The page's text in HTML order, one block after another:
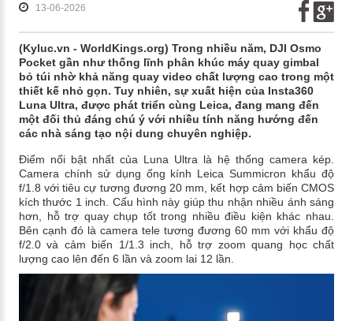
13-06-2026
(Kyluc.vn - WorldKings.org) Trong nhiều năm, DJI Osmo
Pocket gần như thống lĩnh phân khúc máy quay gimbal
bỏ túi nhờ khả năng quay video chất lượng cao trong một
thiết kế nhỏ gọn. Tuy nhiên, sự xuất hiện của Insta360
Luna Ultra, được phát triển cùng Leica, đang mang đến
một đối thủ đáng chú ý với nhiều tính năng hướng đến
các nhà sáng tạo nội dung chuyên nghiệp.
Điểm nổi bật nhất của Luna Ultra là hệ thống camera kép.
Camera chính sử dụng ống kính Leica Summicron khẩu độ
f/1.8 với tiêu cự tương đương 20 mm, kết hợp cảm biến CMOS
kích thước 1 inch. Cấu hình này giúp thu nhận nhiều ánh sáng
hơn, hỗ trợ quay chụp tốt trong nhiều điều kiện khác nhau.
Bên cạnh đó là camera tele tương đương 60 mm với khẩu độ
f/2.0 và cảm biến 1/1.3 inch, hỗ trợ zoom quang học chất
lượng cao lên đến 6 lần và zoom lai 12 lần.